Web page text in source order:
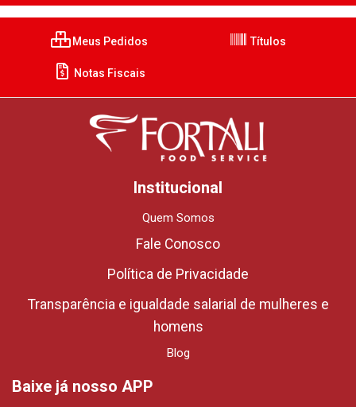
Meus Pedidos Títulos
Notas Fiscais
Institucional
Quem Somos
Fale Conosco
Política de Privacidade
Transparência e igualdade salarial de mulheres e
homens
Blog
Baixe já nosso APP